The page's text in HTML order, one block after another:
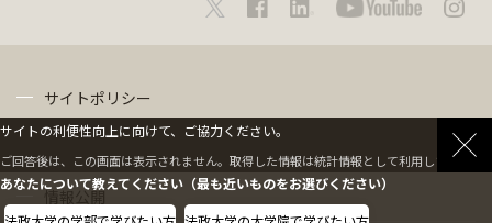
サイトポリシー
情報公開
サイトの利便性向上に向けて、ご協力ください。
ご回答後は、この画面は表示されません。取得した情報は統計情報として利用します。
あなたについて教えてください（最も近いものをお選びください）